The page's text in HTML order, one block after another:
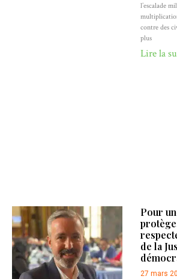
l’escalade
contre des
plus
Lire la
Pour
de la
27 mars